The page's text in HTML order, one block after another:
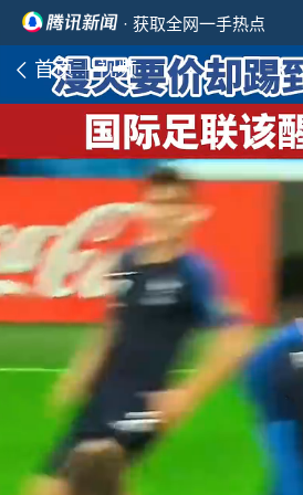
· 获取全网一手热点
首页 视频